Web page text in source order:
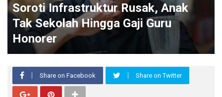
Soroti Infrastruktur Rusak, Anak
Tak Sekolah Hingga Gaji Guru
Honorer
Share on Facebook Share on Twitter